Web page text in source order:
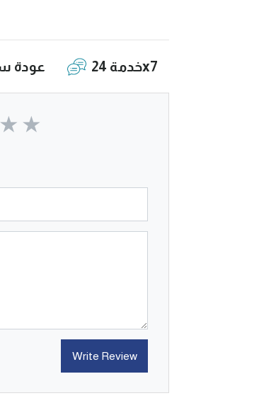
عودة خدمة 24x7
Write Review